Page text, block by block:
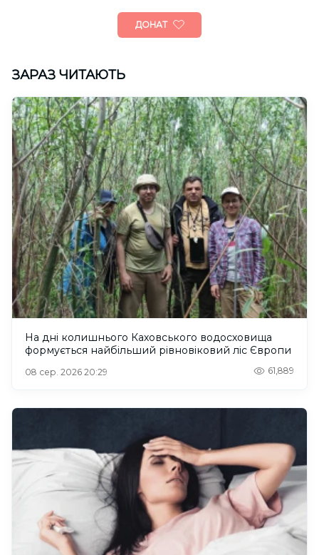
ДОНАТ
ЗАРАЗ ЧИТАЮТЬ
На дні колишнього Каховського водосховища
формується найбільший рівновіковий ліс Європи
08 сер. 2026 20:29 61,889